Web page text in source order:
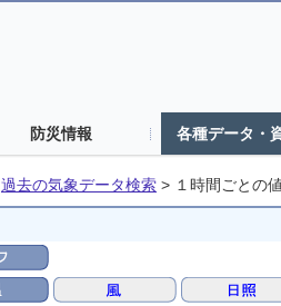
防災情報 各種データ・
過去の気象データ検索 > １時間ごとの